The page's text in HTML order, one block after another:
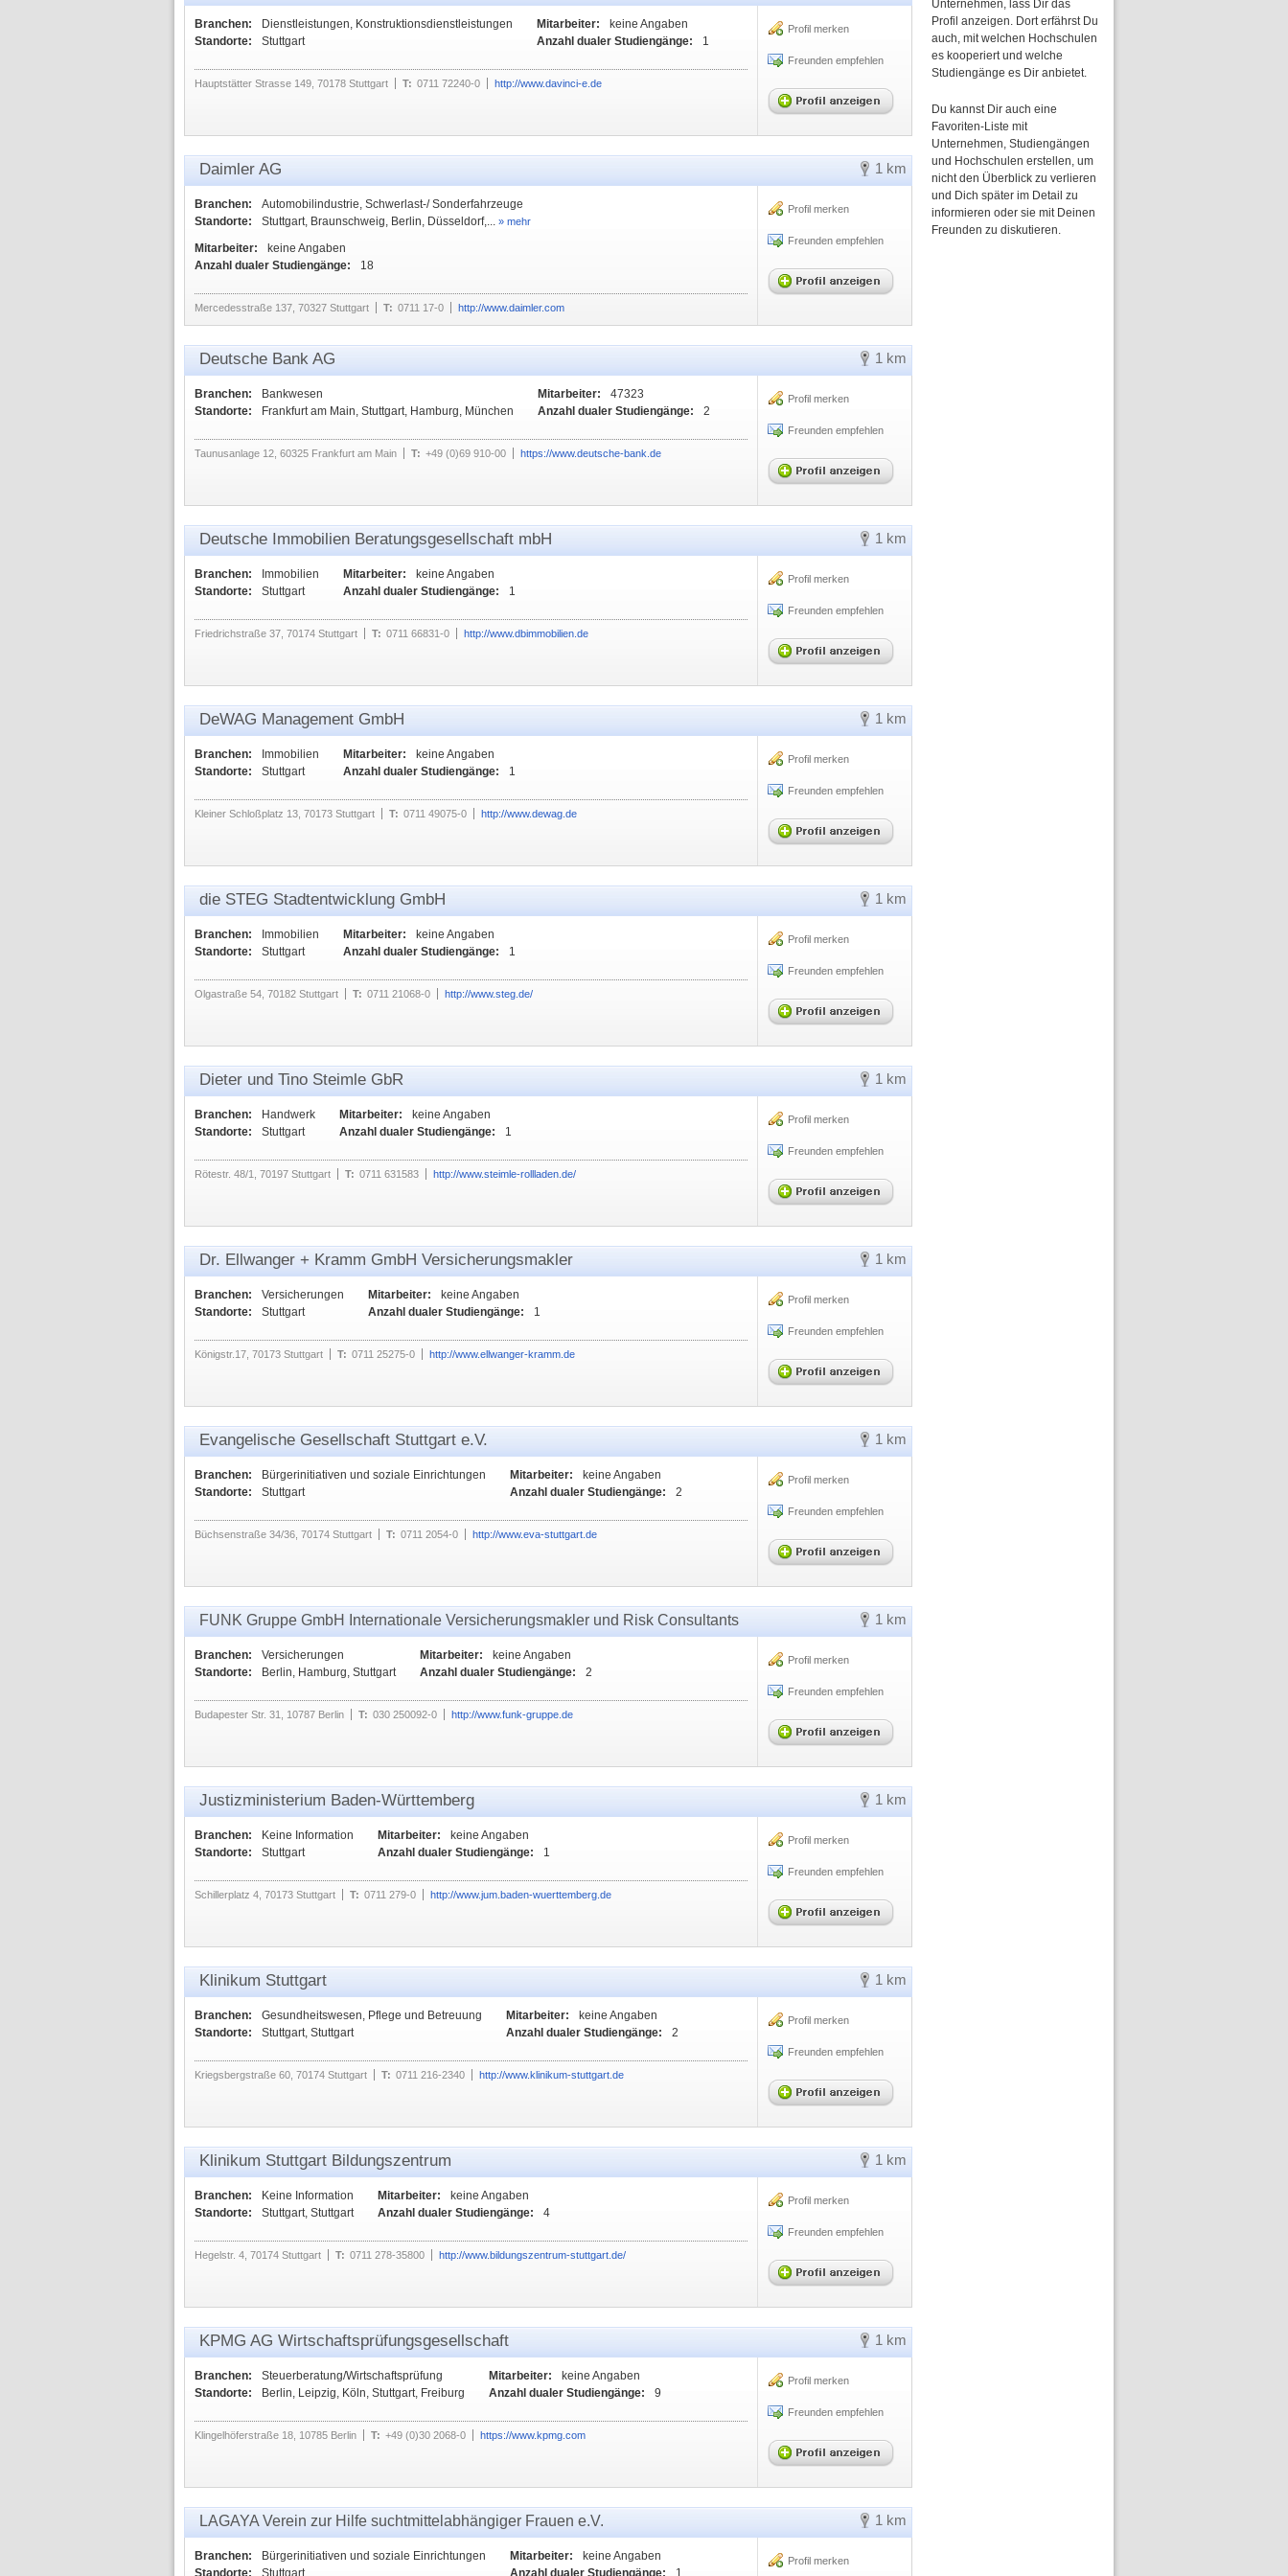
Branchen:
Dienstleistungen, Konstruktionsdienstleistungen
Standorte:
Stuttgart
Mitarbeiter:
keine Angaben
Anzahl dualer Studiengänge:
1
Hauptstätter Strasse 149, 70178 Stuttgart T: 0711 72240-0 http://www.davinci-e.de
Profil merken
Freunden empfehlen
1 km
Daimler AG
Branchen:
Automobilindustrie, Schwerlast-/ Sonderfahrzeuge
Standorte:
Stuttgart, Braunschweig, Berlin, Düsseldorf,... » mehr
Mitarbeiter:
keine Angaben
Anzahl dualer Studiengänge:
18
Mercedesstraße 137, 70327 Stuttgart T: 0711 17-0 http://www.daimler.com
Profil merken
Freunden empfehlen
1 km
Deutsche Bank AG
Branchen:
Bankwesen
Standorte:
Frankfurt am Main, Stuttgart, Hamburg, München
Mitarbeiter:
47323
Anzahl dualer Studiengänge:
2
Taunusanlage 12, 60325 Frankfurt am Main T: +49 (0)69 910-00 https://www.deutsche-bank.de
Profil merken
Freunden empfehlen
1 km
Deutsche Immobilien Beratungsgesellschaft mbH
Branchen:
Immobilien
Standorte:
Stuttgart
Mitarbeiter:
keine Angaben
Anzahl dualer Studiengänge:
1
Friedrichstraße 37, 70174 Stuttgart T: 0711 66831-0 http://www.dbimmobilien.de
Profil merken
Freunden empfehlen
1 km
DeWAG Management GmbH
Branchen:
Immobilien
Standorte:
Stuttgart
Mitarbeiter:
keine Angaben
Anzahl dualer Studiengänge:
1
Kleiner Schloßplatz 13, 70173 Stuttgart T: 0711 49075-0 http://www.dewag.de
Profil merken
Freunden empfehlen
1 km
die STEG Stadtentwicklung GmbH
Branchen:
Immobilien
Standorte:
Stuttgart
Mitarbeiter:
keine Angaben
Anzahl dualer Studiengänge:
1
Olgastraße 54, 70182 Stuttgart T: 0711 21068-0 http://www.steg.de/
Profil merken
Freunden empfehlen
1 km
Dieter und Tino Steimle GbR
Branchen:
Handwerk
Standorte:
Stuttgart
Mitarbeiter:
keine Angaben
Anzahl dualer Studiengänge:
1
Rötestr. 48/1, 70197 Stuttgart T: 0711 631583 http://www.steimle-rollladen.de/
Profil merken
Freunden empfehlen
1 km
Dr. Ellwanger + Kramm GmbH Versicherungsmakler
Branchen:
Versicherungen
Standorte:
Stuttgart
Mitarbeiter:
keine Angaben
Anzahl dualer Studiengänge:
1
Königstr.17, 70173 Stuttgart T: 0711 25275-0 http://www.ellwanger-kramm.de
Profil merken
Freunden empfehlen
1 km
Evangelische Gesellschaft Stuttgart e.V.
Branchen:
Bürgerinitiativen und soziale Einrichtungen
Standorte:
Stuttgart
Mitarbeiter:
keine Angaben
Anzahl dualer Studiengänge:
2
Büchsenstraße 34/36, 70174 Stuttgart T: 0711 2054-0 http://www.eva-stuttgart.de
Profil merken
Freunden empfehlen
1 km
FUNK Gruppe GmbH Internationale Versicherungsmakler und Risk Consultants
Branchen:
Versicherungen
Standorte:
Berlin, Hamburg, Stuttgart
Mitarbeiter:
keine Angaben
Anzahl dualer Studiengänge:
2
Budapester Str. 31, 10787 Berlin T: 030 250092-0 http://www.funk-gruppe.de
Profil merken
Freunden empfehlen
1 km
Justizministerium Baden-Württemberg
Branchen:
Keine Information
Standorte:
Stuttgart
Mitarbeiter:
keine Angaben
Anzahl dualer Studiengänge:
1
Schillerplatz 4, 70173 Stuttgart T: 0711 279-0 http://www.jum.baden-wuerttemberg.de
Profil merken
Freunden empfehlen
1 km
Klinikum Stuttgart
Branchen:
Gesundheitswesen, Pflege und Betreuung
Standorte:
Stuttgart, Stuttgart
Mitarbeiter:
keine Angaben
Anzahl dualer Studiengänge:
2
Kriegsbergstraße 60, 70174 Stuttgart T: 0711 216-2340 http://www.klinikum-stuttgart.de
Profil merken
Freunden empfehlen
1 km
Klinikum Stuttgart Bildungszentrum
Branchen:
Keine Information
Standorte:
Stuttgart, Stuttgart
Mitarbeiter:
keine Angaben
Anzahl dualer Studiengänge:
4
Hegelstr. 4, 70174 Stuttgart T: 0711 278-35800 http://www.bildungszentrum-stuttgart.de/
Profil merken
Freunden empfehlen
1 km
KPMG AG Wirtschaftsprüfungsgesellschaft
Branchen:
Steuerberatung/Wirtschaftsprüfung
Standorte:
Berlin, Leipzig, Köln, Stuttgart, Freiburg
Mitarbeiter:
keine Angaben
Anzahl dualer Studiengänge:
9
Klingelhöferstraße 18, 10785 Berlin T: +49 (0)30 2068-0 https://www.kpmg.com
Profil merken
Freunden empfehlen
1 km
LAGAYA Verein zur Hilfe suchtmittelabhängiger Frauen e.V.
Branchen:
Bürgerinitiativen und soziale Einrichtungen
Standorte:
Stuttgart
Mitarbeiter:
keine Angaben
Anzahl dualer Studiengänge:
1
Profil merken
Unternehmen, lass Dir das
Profil anzeigen. Dort erfährst Du
auch, mit welchen Hochschulen
es kooperiert und welche
Studiengänge es Dir anbietet.
Du kannst Dir auch eine
Favoriten-Liste mit
Unternehmen, Studiengängen
und Hochschulen erstellen, um
nicht den Überblick zu verlieren
und Dich später im Detail zu
informieren oder sie mit Deinen
Freunden zu diskutieren.